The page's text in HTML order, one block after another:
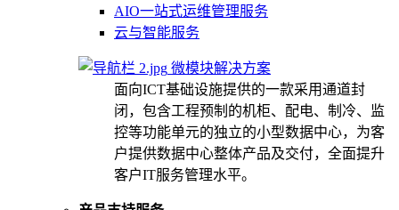
AIO一站式运维管理服务
云与智能服务
微模块解决方案
面向ICT基础设施提供的一款采用通道封
闭，包含工程预制的机柜、配电、制冷、监
控等功能单元的独立的小型数据中心，为客
户提供数据中心整体产品及交付，全面提升
客户IT服务管理水平。